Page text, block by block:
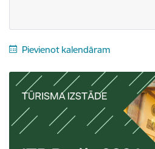
Pievienot kalendāram